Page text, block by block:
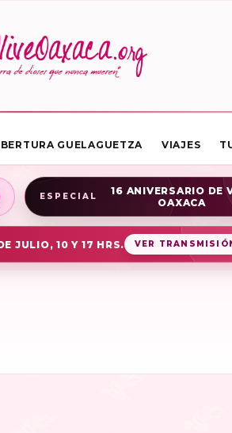
GUELAGUETZA VIAJES
ESPECIAL
16 ANIVERSARIO DE
OAXACA
JULIO, 10 Y 17 HRS. VER